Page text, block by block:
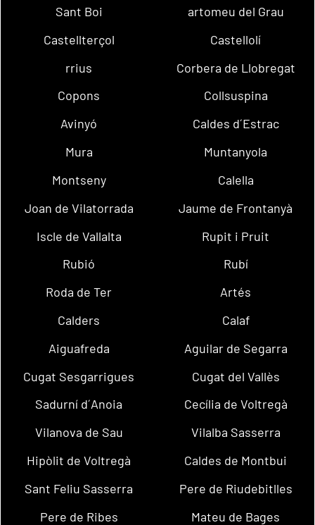
Sant Boi
artomeu del Grau
Castellterçol
Castellolí
rrius
Corbera de Llobregat
Copons
Collsuspina
Avinyó
Caldes d´Estrac
Mura
Muntanyola
Montseny
Calella
Joan de Vilatorrada
Jaume de Frontanyà
Iscle de Vallalta
Rupit i Pruit
Rubió
Rubí
Roda de Ter
Artés
Calders
Calaf
Aiguafreda
Aguilar de Segarra
Cugat Sesgarrigues
Cugat del Vallès
Sadurní d´Anoia
Cecília de Voltregà
Vilanova de Sau
Vilalba Sasserra
Hipòlit de Voltregà
Caldes de Montbui
Sant Feliu Sasserra
Pere de Riudebitlles
Pere de Ribes
Mateu de Bages